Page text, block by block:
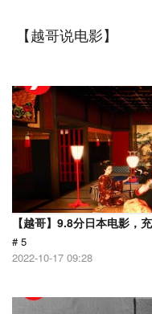
【越哥说电影】
【越哥】9.8分日本电影，
# 5
2022-10-17 09:28